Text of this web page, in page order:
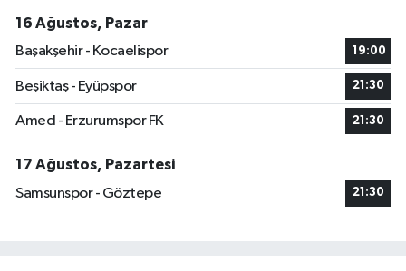
16 Ağustos, Pazar
Başakşehir - Kocaelispor
19:00
Beşiktaş - Eyüpspor 21:30
Amed - Erzurumspor FK 21:30
17 Ağustos, Pazartesi
Samsunspor - Göztepe
21:30